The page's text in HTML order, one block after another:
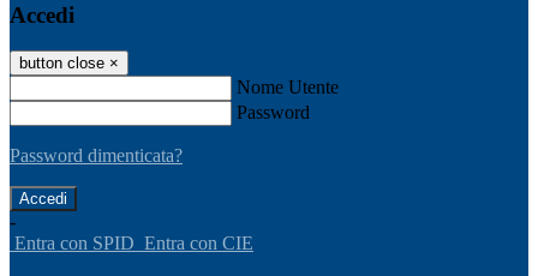
Accedi
button close ×
Nome Utente
Password
Password dimenticata?
-
Entra con SPID Entra con CIE